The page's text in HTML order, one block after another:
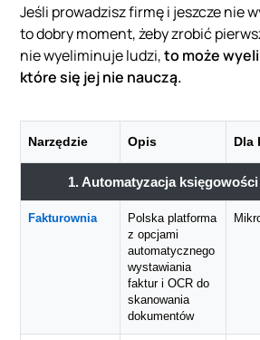
Jeśli prowadzisz firmę i jeszcze nie
to dobry moment, żeby zrobić
nie wyeliminuje ludzi,to może
które się jej nie nauczą.
Narzędzie Opis Dla
1. Automatyzacja
Fakturownia
Polska platforma
z opcjami
automatycznego
wystawiania
faktur i OCR do
skanowania
dokumentów